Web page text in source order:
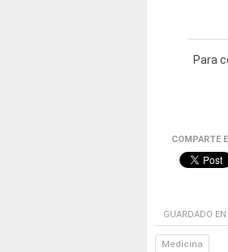
Para
COMPARTE
GUARDADO EN
Medicina